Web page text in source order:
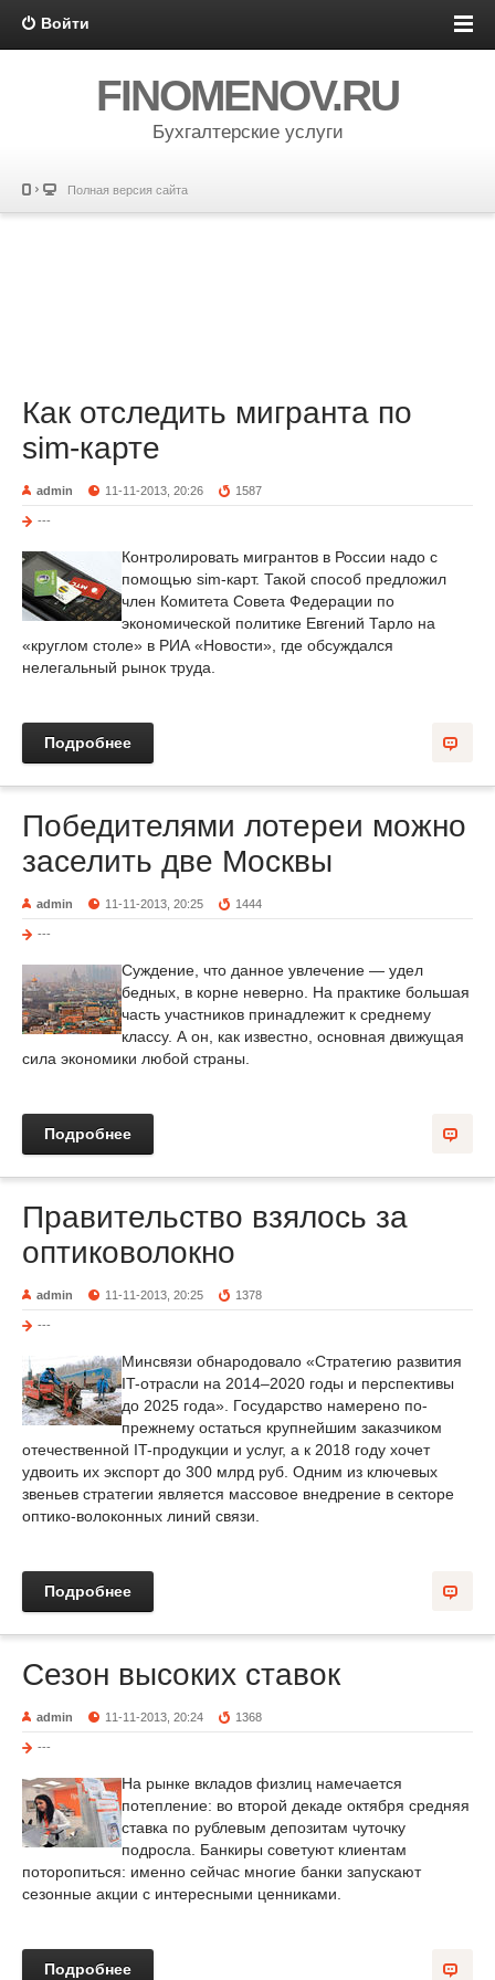
Войти
FINOMENOV.RU
Бухгалтерские услуги
Полная версия сайта
Как отследить мигранта по
sim-карте
admin 11-11-2013, 20:26 1587
---
Контролировать мигрантов в России надо с
помощью sim-карт. Такой способ предложил
член Комитета Совета Федерации по
экономической политике Евгений Тарло на
«круглом столе» в РИА «Новости», где обсуждался
нелегальный рынок труда.
Подробнее
Победителями лотереи можно
заселить две Москвы
admin 11-11-2013, 20:25 1444
---
Суждение, что данное увлечение — удел
бедных, в корне неверно. На практике большая
часть участников принадлежит к среднему
классу. А он, как известно, основная движущая
сила экономики любой страны.
Подробнее
Правительство взялось за
оптиковолокно
admin 11-11-2013, 20:25 1378
---
Минсвязи обнародовало «Стратегию развития
IT-отрасли на 2014–2020 годы и перспективы
до 2025 года». Государство намерено по-
прежнему остаться крупнейшим заказчиком
отечественной IT-продукции и услуг, а к 2018 году хочет
удвоить их экспорт до 300 млрд руб. Одним из ключевых
звеньев стратегии является массовое внедрение в секторе
оптико-волоконных линий связи.
Подробнее
Сезон высоких ставок
admin 11-11-2013, 20:24 1368
---
На рынке вкладов физлиц намечается
потепление: во второй декаде октября средняя
ставка по рублевым депозитам чуточку
подросла. Банкиры советуют клиентам
поторопиться: именно сейчас многие банки запускают
сезонные акции с интересными ценниками.
Подробнее